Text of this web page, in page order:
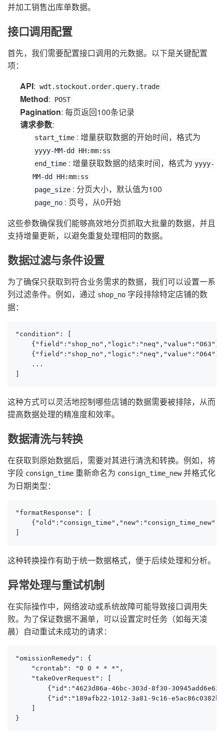
并加工销售出库单数据。
接口调用配置
首先，我们需要配置接口调用的元数据。以下是关键配置
项：
API: wdt.stockout.order.query.trade
Method: POST
Pagination: 每页返回100条记录
请求参数:
start_time : 增量获取数据的开始时间，格式为
yyyy-MM-dd HH:mm:ss
end_time : 增量获取数据的结束时间，格式为 yyyy-
MM-dd HH:mm:ss
page_size : 分页大小，默认值为100
page_no : 页号，从0开始
这些参数确保我们能够高效地分页抓取大批量的数据，并且
支持增量更新，以避免重复处理相同的数据。
数据过滤与条件设置
为了确保只获取到符合业务需求的数据，我们可以设置一系
列过滤条件。例如，通过 shop_no 字段排除特定店铺的数
据：
"condition": [
    {"field":"shop_no","logic":"neq","value":"063"},
    {"field":"shop_no","logic":"neq","value":"064"},
    ...
这种方式可以灵活地控制哪些店铺的数据需要被排除，从而
提高数据处理的精准度和效率。
数据清洗与转换
在获取到原始数据后，需要对其进行清洗和转换。例如，将
字段 consign_time 重新命名为 consign_time_new 并格式化
为日期类型：
"formatResponse": [
这种转换操作有助于统一数据格式，便于后续处理和分析。
异常处理与重试机制
在实际操作中，网络波动或系统故障可能导致接口调用失
败。为了保证数据不漏单，可以设置定时任务（如每天凌
晨）自动重试未成功的请求：
"omissionRemedy": {
    "crontab": "0 0 * * *",
    "takeOverRequest": [
{"id":"4623d86a-46bc-303d-8f30-
{"id":"189afb22-1012-3a81-9c16-
}